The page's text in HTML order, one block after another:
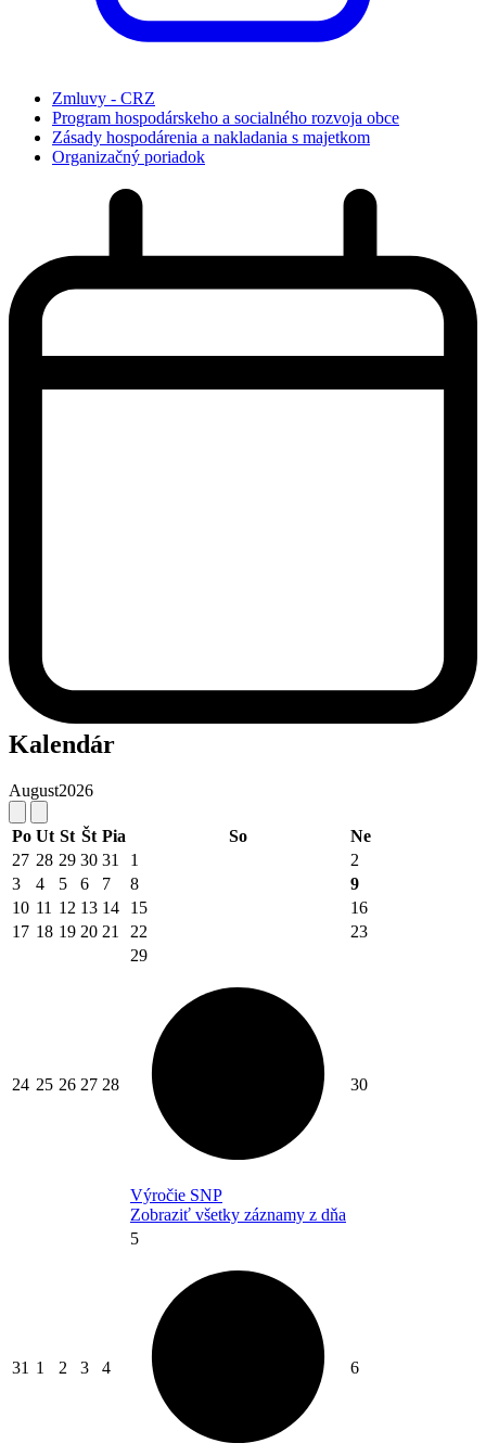
Zmluvy - CRZ
Program hospodárskeho a socialného rozvoja obce
Zásady hospodárenia a nakladania s majetkom
Organizačný poriadok
Kalendár
August2026
Po Ut St Št Pia So
Ne
27 28 29 30 31 1
2
3
4 5 6 7 8
9
10 11 12 13 14 15
16
17 18 19 20 21 22 23
24 25 26 27 28
29
Výročie SNP
Zobraziť všetky záznamy z dňa
30
31 1 2 3 4
5
6